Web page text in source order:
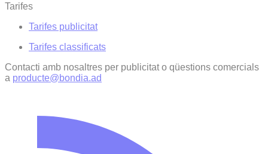
Tarifes
Tarifes publicitat
Tarifes classificats
Contacti amb nosaltres per publicitat o qüestions comercials
a producte@bondia.ad